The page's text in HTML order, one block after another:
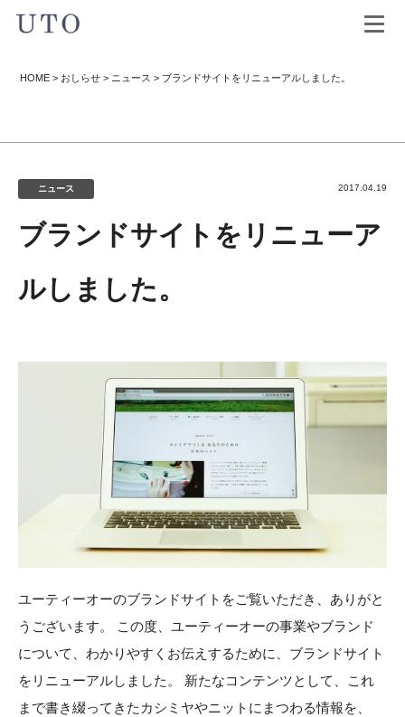
HOME > おしらせ > ニュース > ブランドサイトをリニューアルしました。
2017.04.19
ニュース
ブランドサイトをリニューア
ルしました。
ユーティーオーのブランドサイトをご覧いただき、ありがと
うございます。 この度、ユーティーオーの事業やブランド
について、わかりやすくお伝えするために、ブランドサイト
をリニューアルしました。 新たなコンテンツとして、これ
まで書き綴ってきたカシミヤやニットにまつわる情報を、